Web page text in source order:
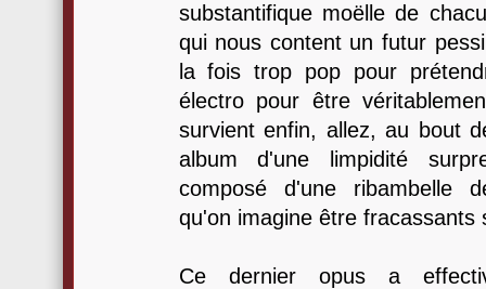
substantifique moëlle de
qui nous content un futur
la fois trop pop pour
électro pour être
survient enfin, allez, au bout
album d'une limpidité
composé d'une ribambelle
qu'on imagine être fracassants
Ce dernier opus a